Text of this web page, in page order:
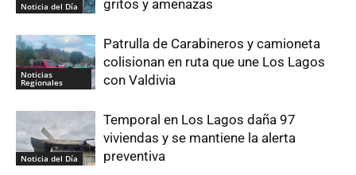
Noticia del Día gritos y amenazas
Noticias
Regionales
Patrulla de Carabineros y camioneta
colisionan en ruta que une Los Lagos
con Valdivia
Noticia del Día
Temporal en Los Lagos daña 97
viviendas y se mantiene la alerta
preventiva